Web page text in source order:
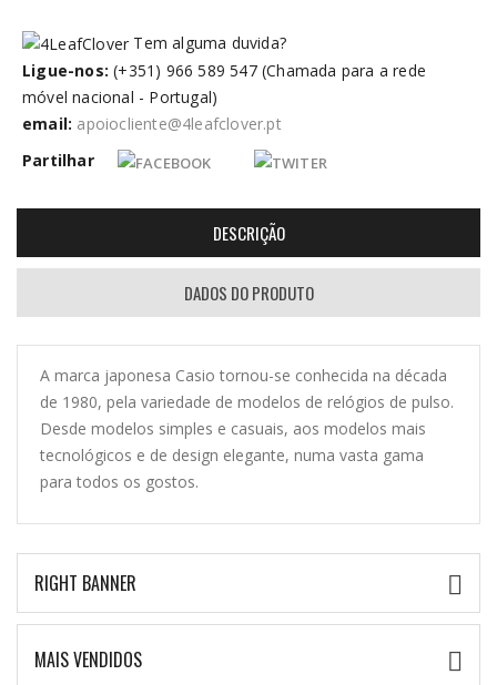
Tem alguma duvida?
Ligue-nos: (+351) 966 589 547 (Chamada para a rede
móvel nacional - Portugal)
email: apoiocliente@4leafclover.pt
Partilhar
DESCRIÇÃO
DADOS DO PRODUTO
A marca japonesa Casio tornou-se conhecida na década
de 1980, pela variedade de modelos de relógios de pulso.
Desde modelos simples e casuais, aos modelos mais
tecnológicos e de design elegante, numa vasta gama
para todos os gostos.
RIGHT BANNER 
MAIS VENDIDOS 